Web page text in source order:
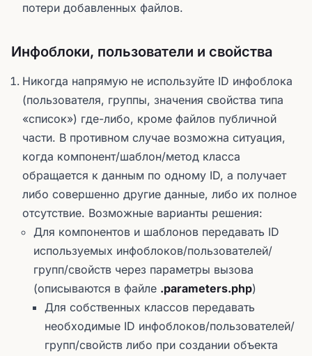
потери добавленных файлов.
Инфоблоки, пользователи и свойства
Никогда напрямую не используйте ID инфоблока
(пользователя, группы, значения свойства типа
«список») где-либо, кроме файлов публичной
части. В противном случае возможна ситуация,
когда компонент/шаблон/метод класса
обращается к данным по одному ID, а получает
либо совершенно другие данные, либо их полное
отсутствие. Возможные варианты решения:
Для компонентов и шаблонов передавать ID
используемых инфоблоков/пользователей/
групп/свойств через параметры вызова
(описываются в файле .parameters.php)
Для собственных классов передавать
необходимые ID инфоблоков/пользователей/
групп/свойств либо при создании объекта